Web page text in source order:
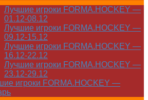
Лучшие игроки FORMA.HOCKEY —
01.12-08.12
Лучшие игроки FORMA.HOCKEY —
09.12-15.12
Лучшие игроки FORMA.HOCKEY —
16.12-22.12
Лучшие игроки FORMA.HOCKEY —
23.12-29.12
игроки FORMA.HOCKEY —